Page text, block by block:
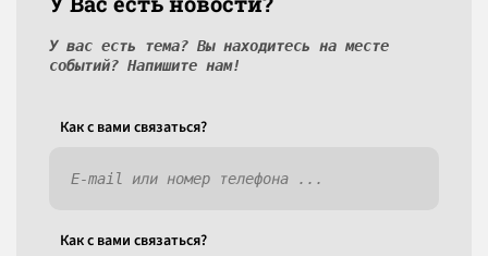
У вас есть тема? Вы находитесь на месте
событий? Напишите нам!
Как c вами связаться?
Как c вами связаться?